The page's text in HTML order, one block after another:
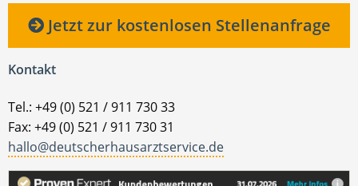
Jetzt zur kostenlosen Stellenanfrage
Kontakt
Tel.: +49 (0) 521 / 911 730 33
Fax: +49 (0) 521 / 911 730 31
hallo@deutscherhausarztservice.de